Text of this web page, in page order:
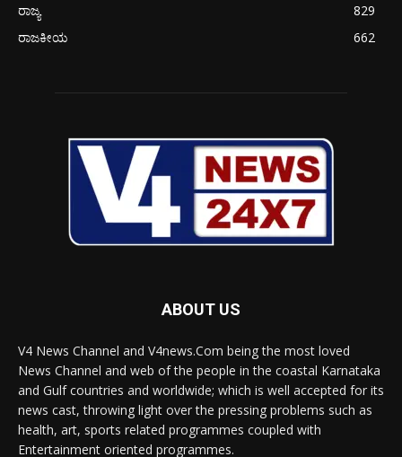
ರಾಜ್ಯ
829
ರಾಜಕೀಯ
662
ABOUT US
V4 News Channel and V4news.Com being the most loved
News Channel and web of the people in the coastal Karnataka
and Gulf countries and worldwide; which is well accepted for its
news cast, throwing light over the pressing problems such as
health, art, sports related programmes coupled with
Entertainment oriented programmes.